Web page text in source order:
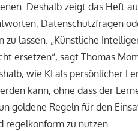
Deshalb zeigt das Heft
Datenschutzfragen
lassen. „Künstliche
ersetzen“, sagt Thomas
wie KI als persönlicher
kann, ohne dass der
goldene Regeln für den
regelkonform zu nutzen.